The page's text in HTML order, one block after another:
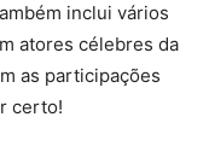
inclui vários
atores célebres da
as participações
certo!